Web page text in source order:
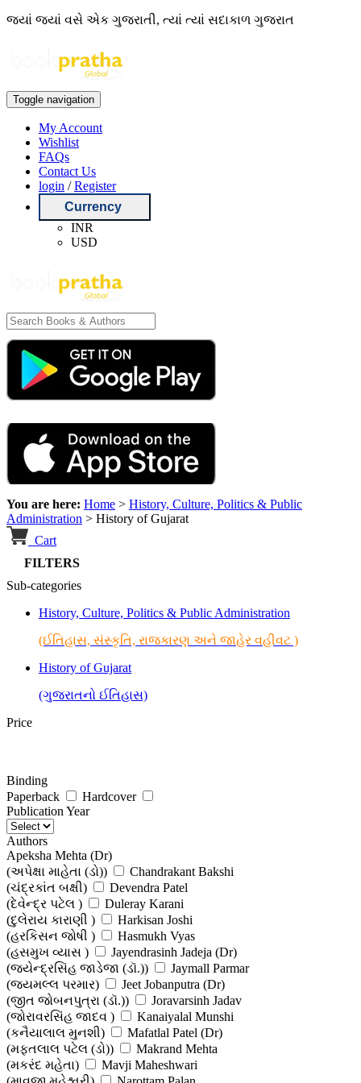
જ્યાં જ્યાં વસે એક ગુજરાતી, ત્યાં ત્યાં સદાકાળ ગુજરાત
Toggle navigation
My Account
Wishlist
FAQs
Contact Us
login /Register
Currency
INR
USD
You are here: Home > History, Culture, Politics & Public
Administration > History of Gujarat
Cart
FILTERS
Sub-categories
History, Culture, Politics & Public Administration
(ઈતિહાસ, સંસ્કૃતિ, રાજકારણ અને જાહેર વહીવટ )
History of Gujarat
(ગુજરાતનો ઈતિહાસ)
Price
Binding
Paperback
Hardcover
Publication Year
Authors
Apeksha Mehta (Dr)
(અપેક્ષા માહેતા (ડો))
Chandrakant Bakshi
(ચંદ્રકાંત બક્ષી)
Devendra Patel
(દેવેન્દ્ર પટેલ )
Duleray Karani
(દુલેરાય કારાણી )
Harkisan Joshi
(હરકિસન જોષી )
Hasmukh Vyas
(હસમુખ વ્યાસ )
Jayendrasinh Jadeja (Dr)
(જયેન્દ્રસિંહ જાડેજા (ડૉ.))
Jaymall Parmar
(જયમલ્લ પરમાર)
Jeet Jobanputra (Dr)
(જીત જોબનપુત્રા (ડૉ.))
Joravarsinh Jadav
(જોરાવરસિંહ જાદવ )
Kanaiyalal Munshi
(કનૈયાલાલ મુનશી)
Mafatlal Patel (Dr)
(મફતલાલ પટેલ (ડો))
Makrand Mehta
(મકરંદ મહેતા)
Mavji Maheshwari